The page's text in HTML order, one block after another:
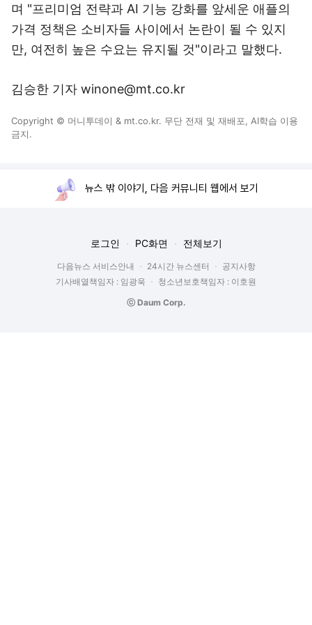
며 "프리미엄 전략과 AI 기능 강화를 앞세운 애플의
가격 정책은 소비자들 사이에서 논란이 될 수 있지
만, 여전히 높은 수요는 유지될 것"이라고 말했다.
김승한 기자 winone@mt.co.kr
Copyright © 머니투데이 & mt.co.kr. 무단 전재 및 재배포, AI학습 이용
금지.
뉴스 밖 이야기, 다음 커뮤니티 웹에서 보기
로그인 PC화면 전체보기
다음뉴스 서비스안내 24시간 뉴스센터
공지사항
기사배열책임자 : 임광욱
청소년보호책임자 : 이호원
ⓒ Daum Corp.